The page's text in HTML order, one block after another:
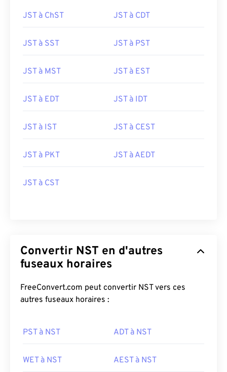
JST à ChST JST à CDT
JST à SST JST à PST
JST à MST JST à EST
JST à EDT JST à IDT
JST à IST JST à CEST
JST à PKT JST à AEDT
JST à CST
Convertir NST en d'autres
fuseaux horaires
FreeConvert.com peut convertir NST vers ces
autres fuseaux horaires :
PST à NST ADT à NST
WET à NST AEST à NST